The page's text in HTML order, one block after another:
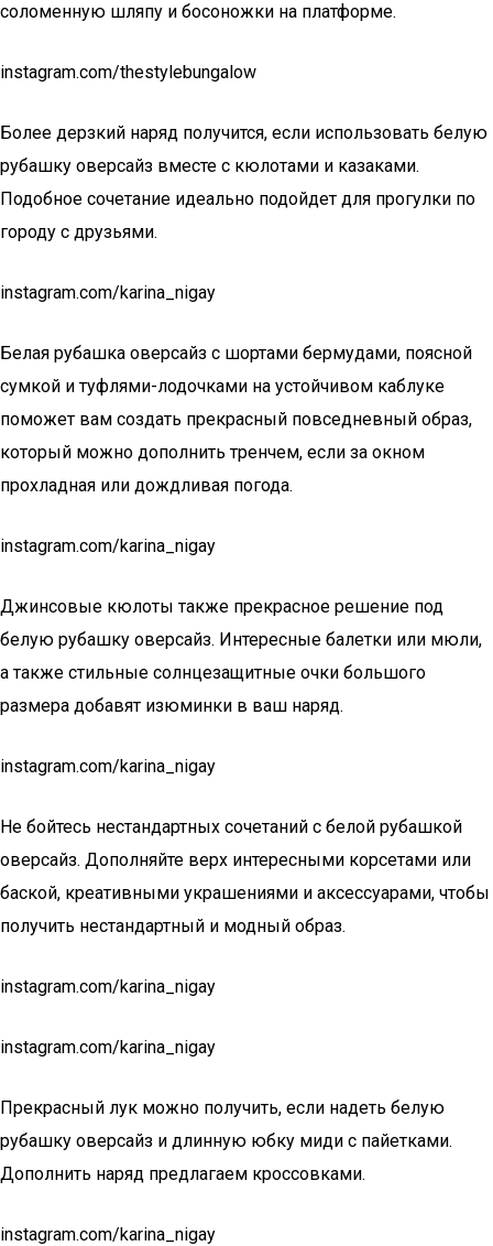
соломенную шляпу и босоножки на платформе.
instagram.com/thestylebungalow
Более дерзкий наряд получится, если использовать белую
рубашку оверсайз вместе с кюлотами и казаками.
Подобное сочетание идеально подойдет для прогулки по
городу с друзьями.
instagram.com/karina_nigay
Белая рубашка оверсайз с шортами бермудами, поясной
сумкой и туфлями-лодочками на устойчивом каблуке
поможет вам создать прекрасный повседневный образ,
который можно дополнить тренчем, если за окном
прохладная или дождливая погода.
instagram.com/karina_nigay
Джинсовые кюлоты также прекрасное решение под
белую рубашку оверсайз. Интересные балетки или мюли,
а также стильные солнцезащитные очки большого
размера добавят изюминки в ваш наряд.
instagram.com/karina_nigay
Не бойтесь нестандартных сочетаний с белой рубашкой
оверсайз. Дополняйте верх интересными корсетами или
баской, креативными украшениями и аксессуарами, чтобы
получить нестандартный и модный образ.
instagram.com/karina_nigay
instagram.com/karina_nigay
Прекрасный лук можно получить, если надеть белую
рубашку оверсайз и длинную юбку миди с пайетками.
Дополнить наряд предлагаем кроссовками.
instagram.com/karina_nigay